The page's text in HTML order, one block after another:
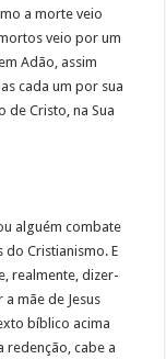
a morte veio
veio por um
Adão, assim
cada um por sua
de Cristo, na Sua
alguém combate
Cristianismo. E
realmente, dizer-
mãe de Jesus
bíblico acima
redenção, cabe a